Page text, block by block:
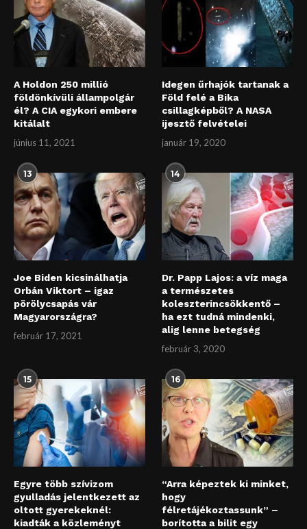
A Holdon 250 millió
földönkívüli állampolgár
él? A CIA egykori embere
kitálalt
június 11, 2021
Idegen űrhajók tartanak a
Föld felé a Bika
csillagképből? A NASA
ijesztő felvételei
január 19, 2020
13
Joe Biden kicsinálhatja
Orbán Viktort – igaz
pörölycsapás vár
Magyarországra?
február 17, 2021
14
Dr. Papp Lajos: a víz maga
a természetes
koleszterincsökkentő –
ha ezt tudná mindenki,
alig lenne betegség
február 3, 2020
15
Egyre több szívizom
gyulladás jelentkezett az
oltott gyerekeknél:
kiadták a közleményt
16
“Arra képeztek ki minket,
hogy
félretájékoztassunk” –
borította a bilit egy